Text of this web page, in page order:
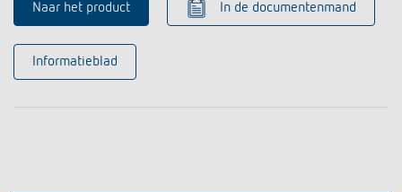
Naar het product In de documentenmand
Informatieblad